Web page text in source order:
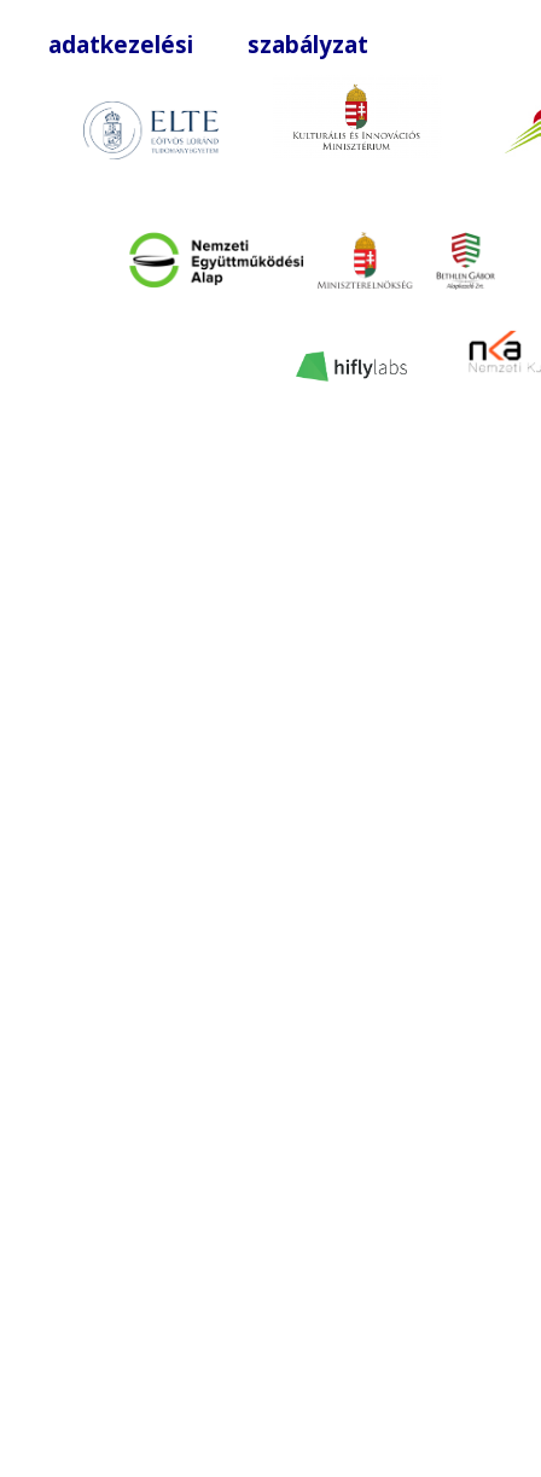
adatkezelési szabályzat